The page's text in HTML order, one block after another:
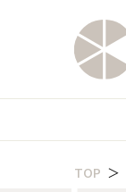
TOP